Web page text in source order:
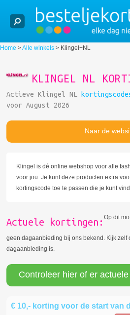
Home >Alle winkels > Klingel+NL
KLINGEL NL
Actieve Klingel NL
voor August 2026
Naar de
Klingel is dé online webshop voor alle
voor jou. Je kunt deze producten extra
kortingscode toe te passen die je kunt
Actuele kortingen: Op dit
geen dagaanbieding bij ons bekend. Kijk zelf
dagaanbieding is.
Controleer hier of er
€ 10,- korting voor de start van